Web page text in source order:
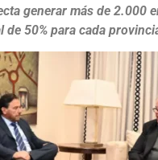
generar más de 2.000
50% para cada